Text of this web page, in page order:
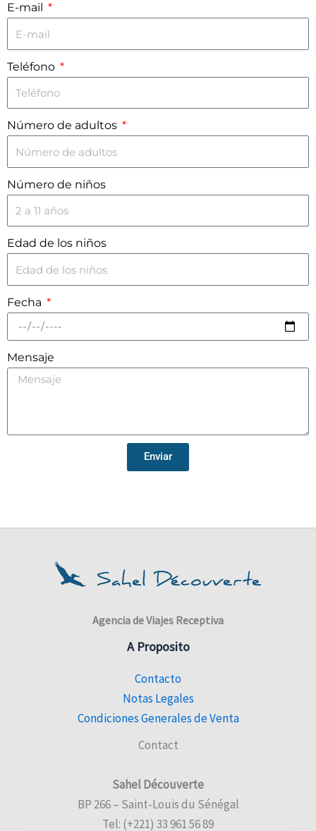
E-mail
Teléfono
Número de adultos
Número de niños
Edad de los niños
Fecha
Mensaje
Enviar
Agencia de Viajes Receptiva
A Proposito
Contacto
Notas Legales
Condiciones Generales de Venta
Contact
Sahel Découverte
BP 266 – Saint-Louis du Sénégal
Tel: (+221) 33 961 56 89